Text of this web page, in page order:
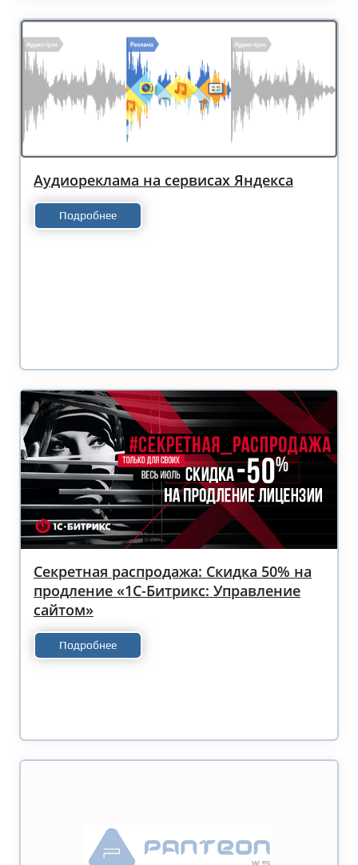
Аудиореклама на сервисах Яндекса
Подробнее
Секретная распродажа: Скидка 50% на
продление «1С-Битрикс: Управление
сайтом»
Подробнее